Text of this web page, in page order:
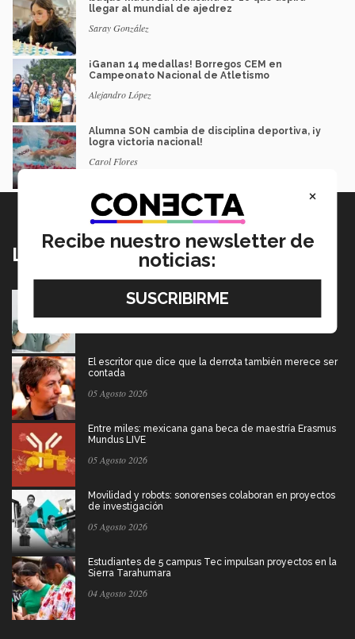
llegar al mundial de ajedrez
Saray González
¡Ganan 14 medallas! Borregos CEM en
Campeonato Nacional de Atletismo
Alejandro López
Alumna SON cambia de disciplina deportiva, ¡y
logra victoria nacional!
Carol Flores
Lo más nuevo
Tec y UT Austin buscan "devolver la voz" a
hispanohablantes con afasia
El escritor que dice que la derrota también merece ser
contada
05 Agosto 2026
Entre miles: mexicana gana beca de maestría Erasmus
Mundus LIVE
05 Agosto 2026
Movilidad y robots: sonorenses colaboran en proyectos
de investigación
05 Agosto 2026
Estudiantes de 5 campus Tec impulsan proyectos en la
Sierra Tarahumara
04 Agosto 2026
×
Recibe nuestro newsletter de
noticias: